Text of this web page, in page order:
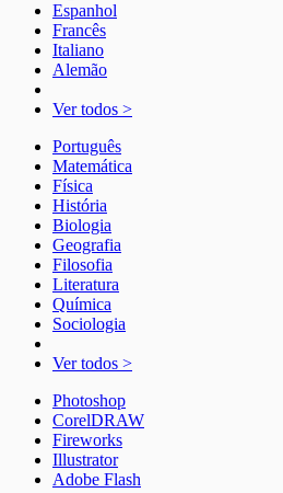
Espanhol
Francês
Italiano
Alemão
Ver todos >
Português
Matemática
Física
História
Biologia
Geografia
Filosofia
Literatura
Química
Sociologia
Ver todos >
Photoshop
CorelDRAW
Fireworks
Illustrator
Adobe Flash